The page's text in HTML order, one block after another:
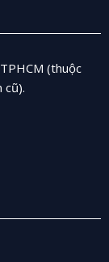
(thuộc
cũ).